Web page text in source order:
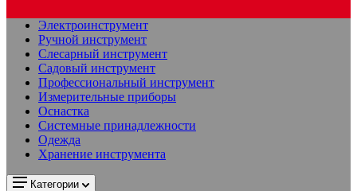
Электроинструмент
Ручной инструмент
Слесарный инструмент
Садовый инструмент
Профессиональный инструмент
Измерительные приборы
Оснастка
Системные принадлежности
Одежда
Хранение инструмента
Категории